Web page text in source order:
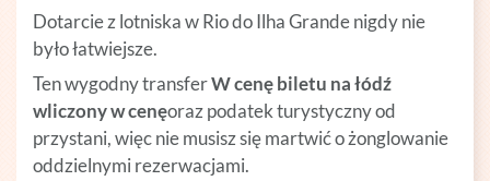
Dotarcie z lotniska w Rio do Ilha Grande nigdy nie
było łatwiejsze.
Ten wygodny transferW cenę biletu na łódź
wliczony w cenęoraz podatek turystyczny od
przystani, więc nie musisz się martwić o żonglowanie
oddzielnymi rezerwacjami.